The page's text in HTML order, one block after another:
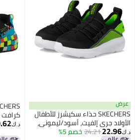
عرض
SKECHERS حذاء سكيشرز للأطفال
الأولاد جري إلفيت، أسود/ليموني،
13 طفل صغير
د.ك‏22.96
24.21خصم 5%
د.ك‏